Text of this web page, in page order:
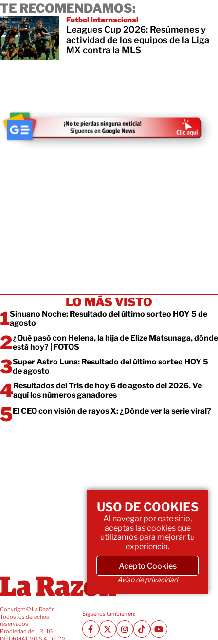
TE RECOMENDAMOS:
Futbol Internacional
Leagues Cup 2026: Resúmenes y
actividad de los equipos de la Liga
MX contra la MLS
LO MÁS VISTO
Sinuano Noche: Resultado del último sorteo HOY 5 de
agosto
¿Qué pasó con Helena, la hija de Elize Matsunaga, dónde
está hoy? | FOTOS
Super Astro Luna: Resultado del último sorteo HOY 5
de agosto
Resultados del Tris de hoy 6 de agosto del 2026. Ve
aquí los números ganadores
El CEO con visión de rayos X: ¿Dónde ver la serie viral?
Copyright © La Razón
Todos los derechos
reservados
Propiedad de L.R.H.G.
INFORMATIVO, S.A. DE C.V.
Siguenos también en:
USO DE COOKIES
Al navegar por este sitio,
aceptas las cookies que
utilizamos para mejorar tu
experiencia.
Acepto Cookies
Aviso de privacidad